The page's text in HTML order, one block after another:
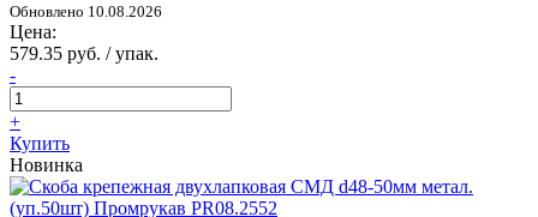
Обновлено 10.08.2026
Цена:
579.35 руб. / упак.
-
+
Купить
Новинка